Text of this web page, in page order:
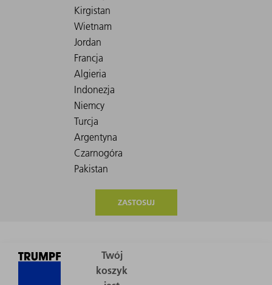
ZASTOSUJ